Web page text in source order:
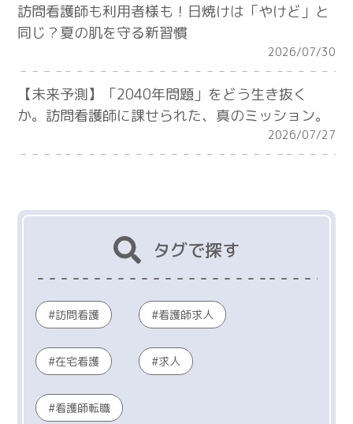
訪問看護師も利用者様も！日焼けは「やけど」と
同じ？夏の肌を守る新習慣
2026/07/30
【未来予測】「2040年問題」をどう生き抜く
か。訪問看護師に課せられた、真のミッション。
2026/07/27
タグで探す
訪問看護 看護師求人
在宅看護 求人
看護師転職